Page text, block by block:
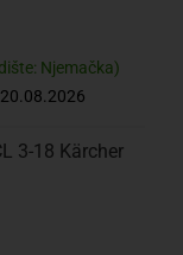
Njemačka)
3-18 Kärcher